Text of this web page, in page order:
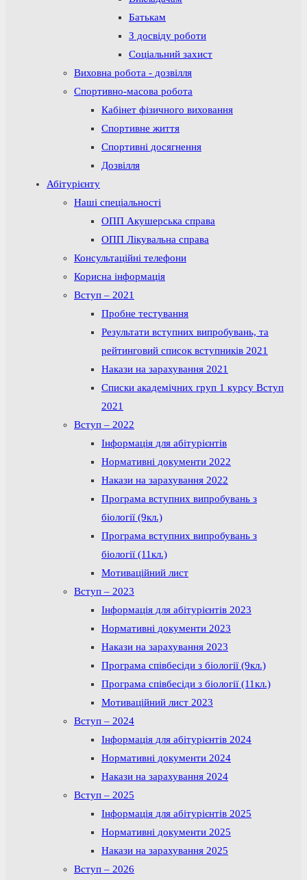
Батькам
З досвіду роботи
Соціальний захист
Виховна робота - дозвілля
Спортивно-масова робота
Кабінет фізичного виховання
Спортивне життя
Спортивні досягнення
Дозвілля
Абітурієнту
Наші спеціальності
ОПП Акушерська справа
ОПП Лікувальна справа
Консультаційні телефони
Корисна інформація
Вступ – 2021
Пробне тестування
Результати вступних випробувань, та
рейтинговий список вступників 2021
Накази на зарахування 2021
Списки академічних груп 1 курсу Вступ
2021
Вступ – 2022
Інформація для абітурієнтів
Нормативні документи 2022
Накази на зарахування 2022
Програма вступних випробувань з
біології (9кл.)
Програма вступних випробувань з
біології (11кл.)
Мотиваційний лист
Вступ – 2023
Інформація для абітурієнтів 2023
Нормативні документи 2023
Накази на зарахування 2023
Програма співбесіди з біології (9кл.)
Програма співбесіди з біології (11кл.)
Мотиваційний лист 2023
Вступ – 2024
Інформація для абітурієнтів 2024
Нормативні документи 2024
Накази на зарахування 2024
Вступ – 2025
Інформація для абітурієнтів 2025
Нормативні документи 2025
Накази на зарахування 2025
Вступ – 2026